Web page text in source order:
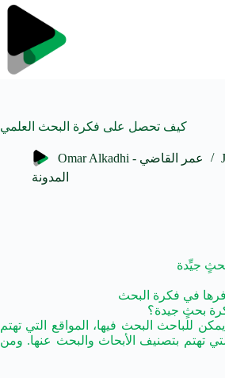
Skip
كيف تحصل على فكرة البحث العلمي
Omar Alkadhi - عمر القاضي
المدونة
جيِّدة
في فكرة البحث
بحثٍ جيدة؟
للباحث البحث فيها، المواقع التي تهتم
تهتم بتصنيف الأبحاث والبحث عنها. ومن